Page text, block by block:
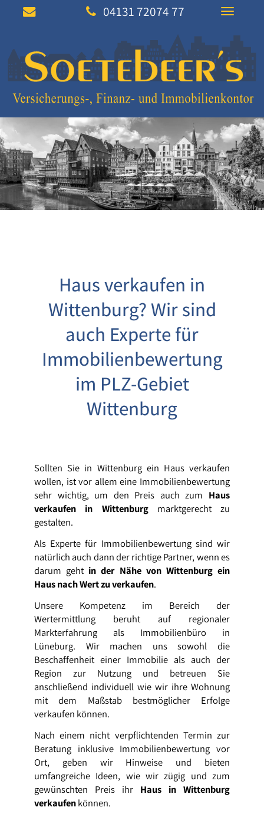
04131 72074 77
Haus verkaufen in
Wittenburg? Wir sind
auch Experte für
Immobilienbewertung
im PLZ-Gebiet
Wittenburg
Sollten Sie in Wittenburg ein Haus verkaufen
wollen, ist vor allem eine Immobilienbewertung
sehr wichtig, um den Preis auch zum Haus
verkaufen in Wittenburgmarktgerecht zu
gestalten.
Als Experte für Immobilienbewertung sind wir
natürlich auch dann der richtige Partner, wenn es
darum geht in der Nähe von Wittenburg ein
Haus nach Wert zu verkaufen.
Unsere Kompetenz im Bereich der
Wertermittlung beruht auf regionaler
Markterfahrung als Immobilienbüro in
Lüneburg. Wir machen uns sowohl die
Beschaffenheit einer Immobilie als auch der
Region zur Nutzung und betreuen Sie
anschließend individuell wie wir ihre Wohnung
mit dem Maßstab bestmöglicher Erfolge
verkaufen können.
Nach einem nicht verpflichtenden Termin zur
Beratung inklusive Immobilienbewertung vor
Ort, geben wir Hinweise und bieten
umfangreiche Ideen, wie wir zügig und zum
gewünschten Preis ihr Haus in Wittenburg
verkaufenkönnen.